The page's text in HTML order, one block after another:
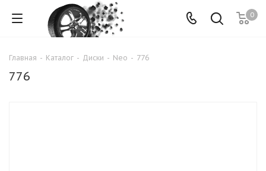
0
Главная - Каталог - Диски - Neo - 776
776